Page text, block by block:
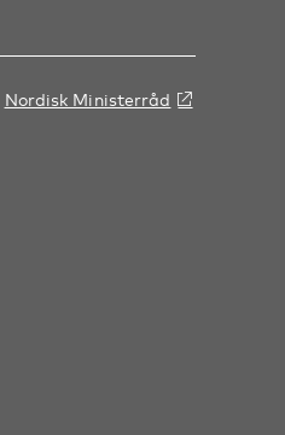
Nordisk Ministerråd